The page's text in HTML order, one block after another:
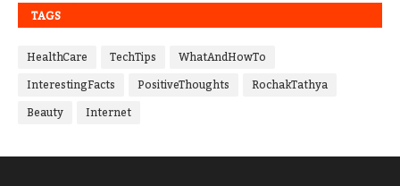
TAGS
HealthCare
TechTips
WhatAndHowTo
InterestingFacts
PositiveThoughts
RochakTathya
Beauty
Internet